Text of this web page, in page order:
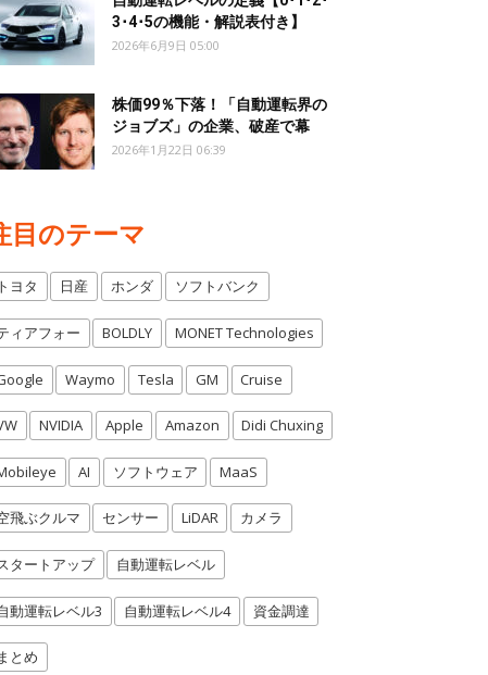
3･4･5の機能・解説表付き】
2026年6月9日 05:00
株価99％下落！「自動運転界の
ジョブズ」の企業、破産で幕
2026年1月22日 06:39
目のテーマ
トヨタ 日産 ホンダ ソフトバンク
ィアフォー BOLDLY MONET Technologies
Waymo Tesla GM Cruise
NVIDIA Apple Amazon Didi Chuxing
AI ソフトウェア MaaS
飛ぶクルマ センサー LiDAR カメラ
タートアップ 自動運転レベル
動運転レベル3 自動運転レベル4 資金調達
とめ